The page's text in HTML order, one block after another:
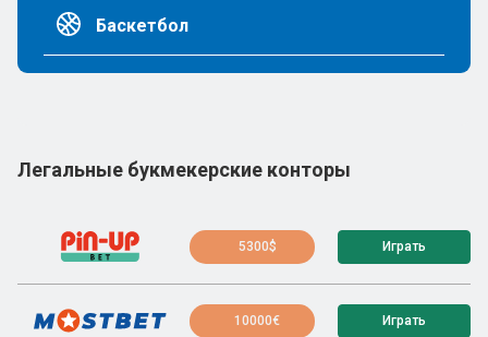
Баскетбол
Легальные букмекерские конторы
5300$ Играть
10000€ Играть